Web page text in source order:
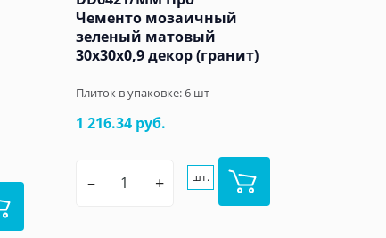
Чементо мозаичный
зеленый матовый
30x30x0,9 декор (гранит)
Плиток в упаковке:6 шт
1 216.34 руб.
– + шт.